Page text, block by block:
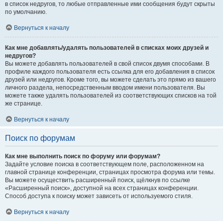
в список недругов, то любые отправленные ими сообщения будут скрыты
по умолчанию.
Вернуться к началу
Как мне добавлять/удалять пользователей в списках моих друзей и
недругов?
Вы можете добавлять пользователей в свой список двумя способами. В
профиле каждого пользователя есть ссылка для его добавления в список
друзей или недругов. Кроме того, вы можете сделать это прямо из вашего
личного раздела, непосредственным вводом имени пользователя. Вы
можете также удалять пользователей из соответствующих списков на той
же странице.
Вернуться к началу
Поиск по форумам
Как мне выполнить поиск по форуму или форумам?
Задайте условие поиска в соответствующем поле, расположенном на
главной странице конференции, страницах просмотра форума или темы.
Вы можете осуществить расширенный поиск, щёлкнув по ссылке
«Расширенный поиск», доступной на всех страницах конференции.
Способ доступа к поиску может зависеть от используемого стиля.
Вернуться к началу